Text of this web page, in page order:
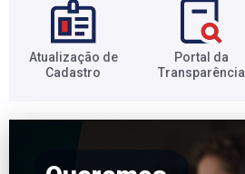
Atualização de
Cadastro​
Portal da
Transparência​